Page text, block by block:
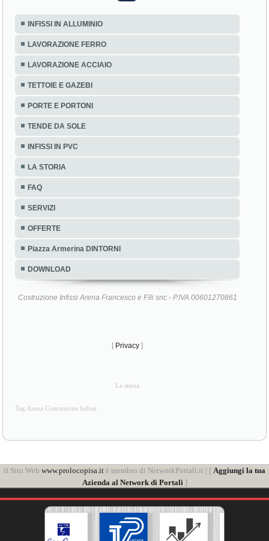
INFISSI IN ALLUMINIO
LAVORAZIONE FERRO
LAVORAZIONE ACCIAIO
TETTOIE E GAZEBI
PORTE E PORTONI
TENDE DA SOLE
INFISSI IN PVC
LA STORIA
FAQ
SERVIZI
OFFERTE
Piazza Armerina DINTORNI
DOWNLOAD
Costruzione Infissi Arena Francesco e F.lli snc - P.IVA 00601270861
[ Privacy ]
La storia
Tag Arena Costruzione Infissi
il Sito Web www.prolocopisa.it è membro di NetworkPortali.it | [ Aggiungi la tua
Azienda al Network di Portali]